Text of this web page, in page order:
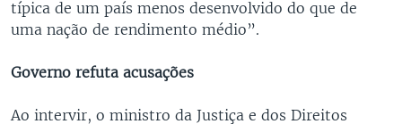
típica de um país menos desenvolvido do que de
uma nação de rendimento médio”.
Governo refuta acusações
Ao intervir, o ministro da Justiça e dos Direitos